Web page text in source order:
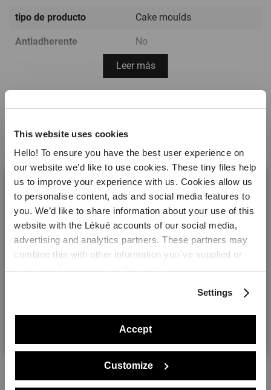
This website uses cookies
Hello! To ensure you have the best user experience on
our website we’d like to use cookies. These tiny files help
us to improve your experience with us. Cookies allow us
to personalise content, ads and social media features to
you. We’d like to share information about your use of this
website with the Lékué accounts of our social media,
advertising and analytics partners. These partners may
combine this with other information you´ve supplied or
Settings
Accept
Customize
tipo de producto Cake moulds
Antiadherente No
Sí
Rango de temperatura
-60ºC / +220ºC ( -76ºF /
Color
Garantía Lékué 10 años
Material Platinum Silicone
Fabricado en: China
Peso 0.1 kg
Medidas
Altura: 5 cm
Leer más
Made By You
Welcome! It looks like you are visiting lekue.com from
the United States. Would you prefer to visit the United
No, thanks